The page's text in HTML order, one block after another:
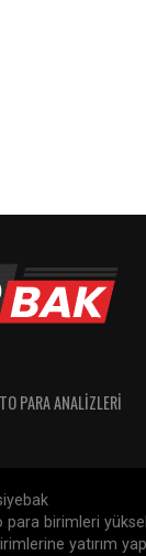
PARA ANALIZLERI
birimleri
yatırım